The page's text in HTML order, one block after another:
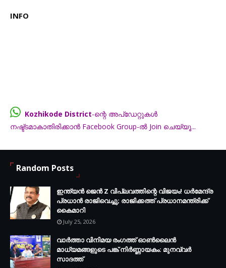
INFO
Kozhikode District
-ന്റെ അപ്ഡേറ്റുകൾ
നഷ്ട്ടമാകാതിരിക്കാൻ Facebook Group-ൽ Join ചെയ്യൂ...
Random Posts
ഇന്ത്യൻ ജെൻ Z വിപ്ലവത്തിന്റെ വിജയം! ധർമേന്ദ്ര
പ്രധാൻ രാജിവെച്ചു; രാജിക്കത്ത് പ്രധാനമന്ത്രിക്ക്
കൈമാറി
July 25, 2026
വാർത്താ വിനിമയ രംഗത്ത് ഓൺലൈൻ
മാധ്യമങ്ങളുടെ പങ്ക് നിർണ്ണായകം: മുനവ്വർ
സാദത്ത്